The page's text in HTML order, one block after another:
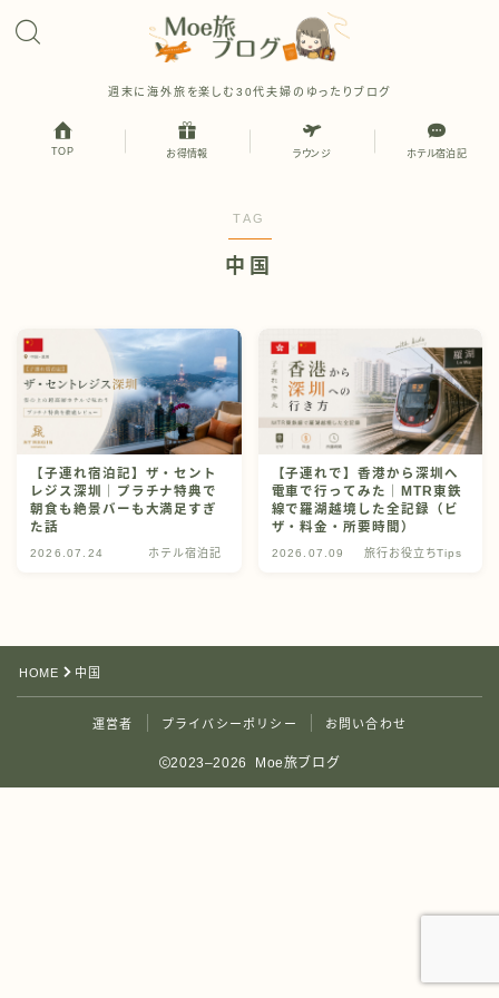
週末に海外旅を楽しむ30代夫婦のゆったりブログ
TOP お得情報 ラウンジ ホテル宿泊記
TAG
中国
【子連れ宿泊記】ザ・セント
レジス深圳｜プラチナ特典で
朝食も絶景バーも大満足すぎ
た話
2026.07.24 ホテル宿泊記
【子連れで】香港から深圳へ
電車で行ってみた｜MTR東鉄
線で羅湖越境した全記録（ビ
ザ・料金・所要時間）
2026.07.09 旅行お役立ちTips
HOME 中国
運営者 プライバシーポリシー お問い合わせ
2023–2026 Moe旅ブログ